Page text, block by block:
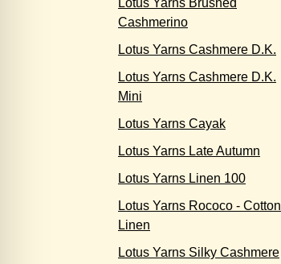
Lotus Yarns Brushed
Cashmerino
Lotus Yarns Cashmere D.K.
Lotus Yarns Cashmere D.K.
Mini
Lotus Yarns Cayak
Lotus Yarns Late Autumn
Lotus Yarns Linen 100
Lotus Yarns Rococo - Cotton
Linen
Lotus Yarns Silky Cashmere